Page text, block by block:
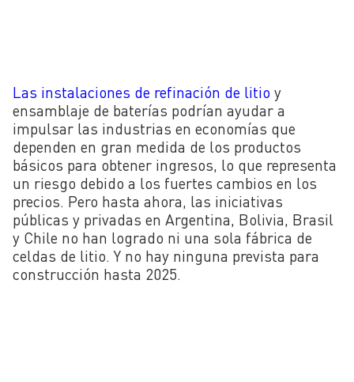
Las instalaciones de refinación de litio y
ensamblaje de baterías podrían ayudar a
impulsar las industrias en economías que
dependen en gran medida de los productos
básicos para obtener ingresos, lo que representa
un riesgo debido a los fuertes cambios en los
precios. Pero hasta ahora, las iniciativas
públicas y privadas en Argentina, Bolivia, Brasil
y Chile no han logrado ni una sola fábrica de
celdas de litio. Y no hay ninguna prevista para
construcción hasta 2025.